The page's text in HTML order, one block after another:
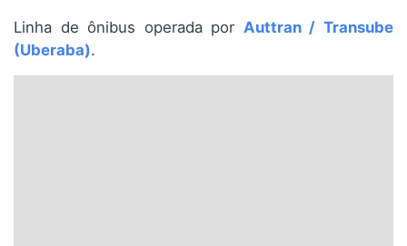
Paraná
Linha de ônibus operada por Auttran / Transube
(Uberaba).